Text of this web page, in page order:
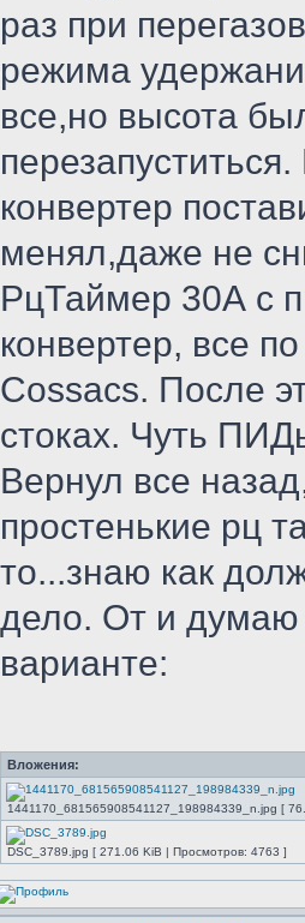
раз при
режима
все,но высота
конвертер
менял,даже не
РцТаймер 30А с
конвертер, все
Cossacs. После
стоках. Чуть
Вернул все
простенькие рц
то...знаю как
дело. От и думаю
варианте:
Вложения:
1441170_681565908541127_198984339_n.jpg [
DSC_3789.jpg [ 271.06 KiB | Просмотров: 4763 ]